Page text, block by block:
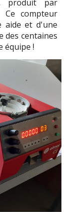
produit par
Ce compteur
aide et d'une
des centaines
équipe !